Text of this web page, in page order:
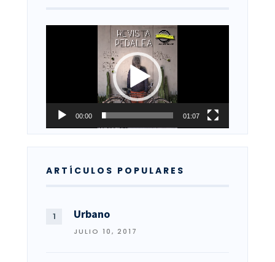
00:00 01:07
ARTÍCULOS POPULARES
Urbano
JULIO 10, 2017